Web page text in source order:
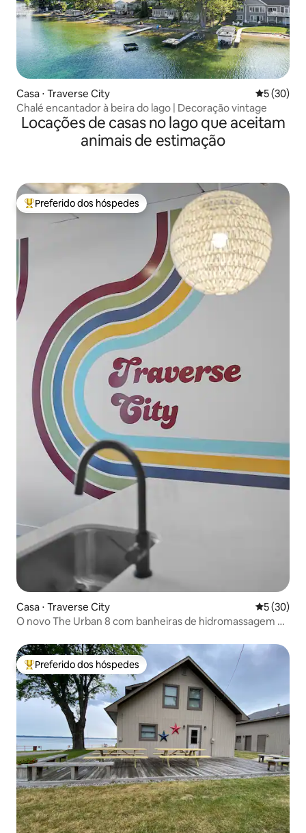
Casa ⋅ Traverse City 5 de uma
5 (30)
Chalé encantador à beira do lago | Decoração vintage
Locações de casas no lago que aceitam
animais de estimação
Entre os melhores preferidos dos hóspedes
Preferido dos hóspedes
Casa ⋅ Traverse City 5 de uma
5 (30)
O novo The Urban 8 com banheiras de hidromassagem no
Entre os melhores preferidos dos hóspedes
Preferido dos hóspedes